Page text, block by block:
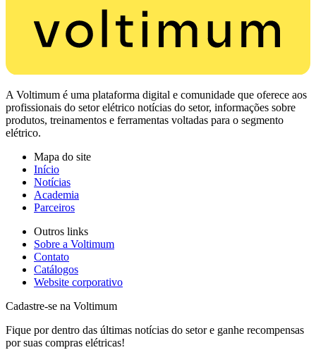
A Voltimum é uma plataforma digital e comunidade que oferece aos
profissionais do setor elétrico notícias do setor, informações sobre
produtos, treinamentos e ferramentas voltadas para o segmento
elétrico.
Mapa do site
Início
Notícias
Academia
Parceiros
Outros links
Sobre a Voltimum
Contato
Catálogos
Website corporativo
Cadastre-se na Voltimum
Fique por dentro das últimas notícias do setor e ganhe recompensas
por suas compras elétricas!